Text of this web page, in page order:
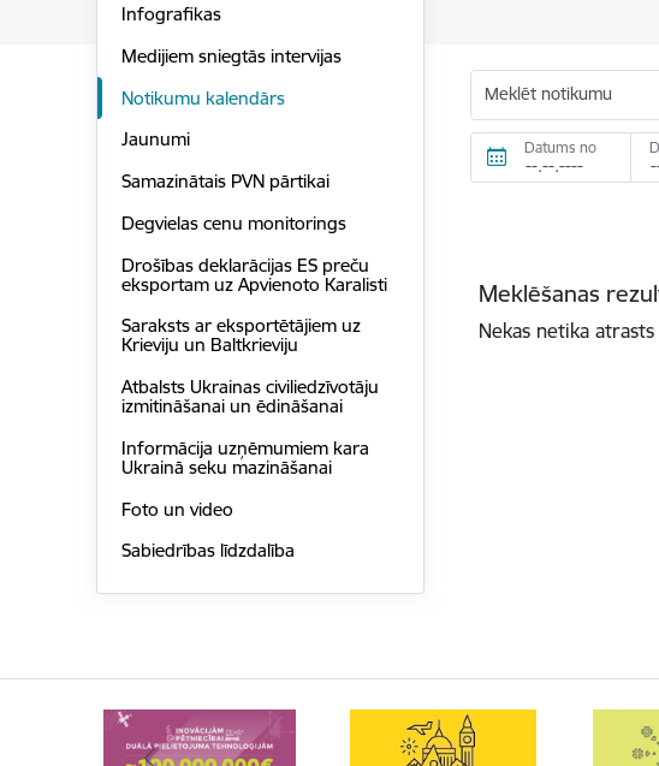
Infografikas
Medijiem sniegtās intervijas
Notikumu kalendārs
Jaunumi
Samazinātais PVN pārtikai
Degvielas cenu monitorings
Drošības deklarācijas ES preču
eksportam uz Apvienoto Karalisti
Saraksts ar eksportētājiem uz
Krieviju un Baltkrieviju
Atbalsts Ukrainas civiliedzīvotāju
izmitināšanai un ēdināšanai
Informācija uzņēmumiem kara
Ukrainā seku mazināšanai
Foto un video
Sabiedrības līdzdalība
Meklēt notikumu
Datums no
Meklēšanas
Nekas netika atrasts